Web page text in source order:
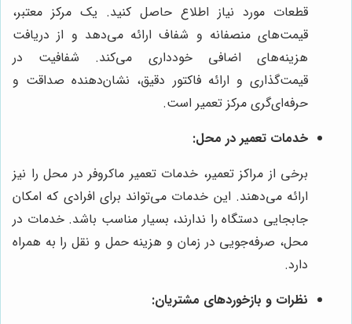
قطعات مورد نیاز اطلاع حاصل کنید. یک مرکز معتبر،
قیمت‌های منصفانه و شفاف ارائه می‌دهد و از دریافت
هزینه‌های اضافی خودداری می‌کند. شفافیت در
قیمت‌گذاری و ارائه فاکتور دقیق، نشان‌دهنده صداقت و
حرفه‌ای‌گری مرکز تعمیر است.
خدمات تعمیر در محل:
برخی از مراکز تعمیر، خدمات تعمیر ماکروفر در محل را نیز
ارائه می‌دهند. این خدمات می‌تواند برای افرادی که امکان
جابجایی دستگاه را ندارند، بسیار مناسب باشد. خدمات در
محل، صرفه‌جویی در زمان و هزینه حمل و نقل را به همراه
دارد.
نظرات و بازخوردهای مشتریان: